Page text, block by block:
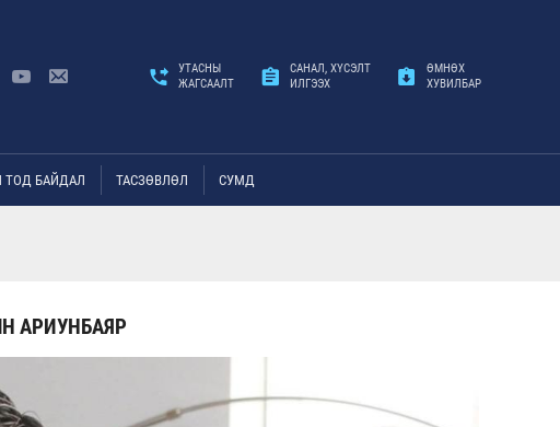
УТАСНЫ
ЖАГСААЛТ
САНАЛ, ХҮСЭЛТ
ИЛГЭЭХ
ӨМНӨХ
ХУВИЛБАР
ТОД БАЙДАЛ ТАСЗӨВЛӨЛ СУМД
АРИУНБАЯР